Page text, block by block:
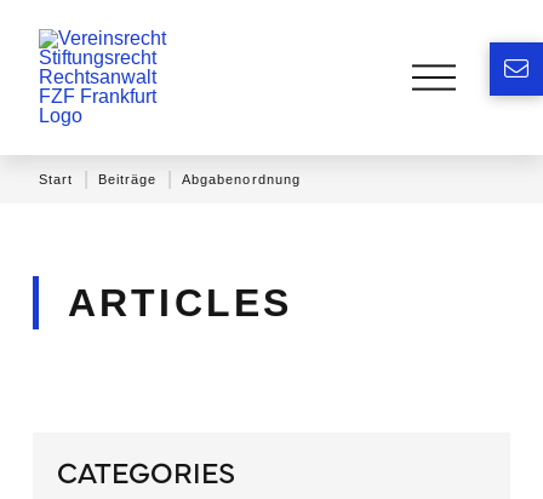
Start Beiträge Abgabenordnung
ARTICLES
CATEGORIES